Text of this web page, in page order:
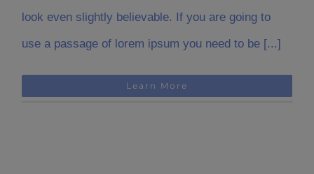
look even slightly believable. If you are going to
use a passage of lorem ipsum you need to be [...]
Learn More